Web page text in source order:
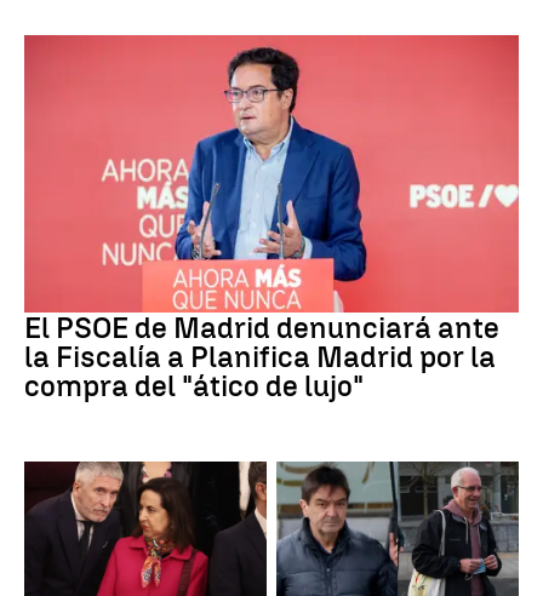
El PSOE de Madrid denunciará ante
la Fiscalía a Planifica Madrid por la
compra del "ático de lujo"
Crisis Migratoria ETA